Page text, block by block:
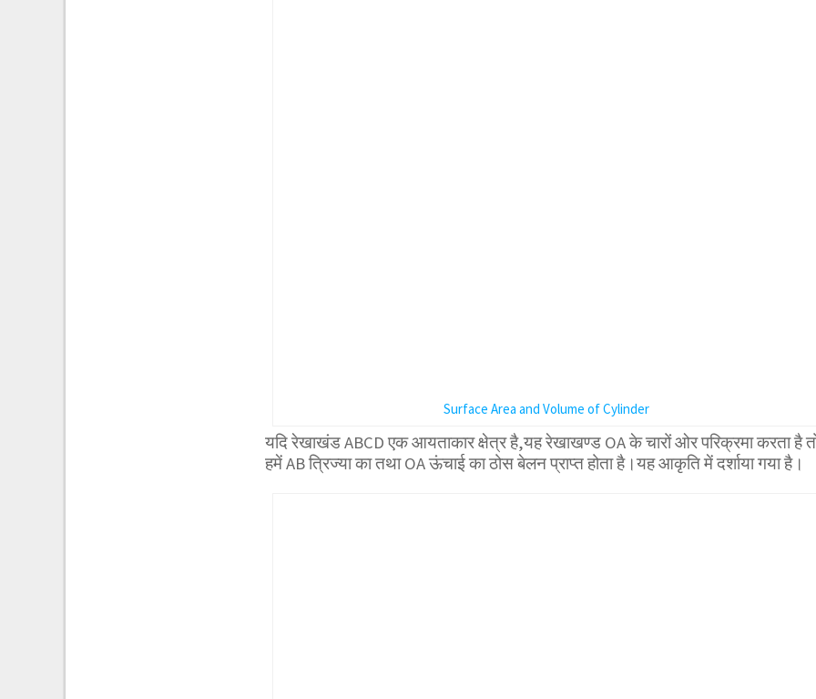
Surface Area and Volume of Cylinder
यदि रेखाखंड ABCD एक आयताकार क्षेत्र है,यह रेखाखण्ड OA के चारों ओर परिक्रमा करता है
हमें AB त्रिज्या का तथा OA ऊंचाई का ठोस बेलन प्राप्त होता है।यह आकृति में दर्शाया गया है।